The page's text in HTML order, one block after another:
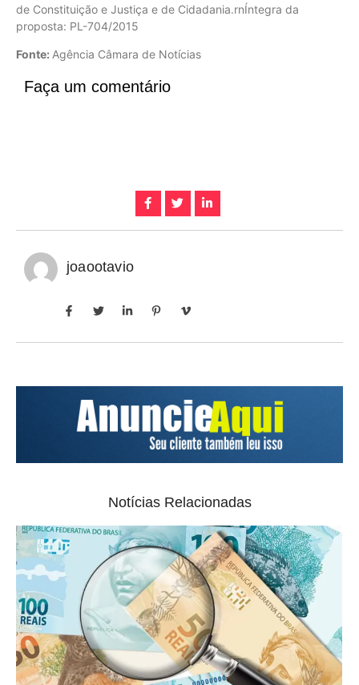
de Constituição e Justiça e de Cidadania.rnÍntegra da
proposta: PL-704/2015
Fonte: Agência Câmara de Notícias
Faça um comentário
joaootavio
Notícias Relacionadas